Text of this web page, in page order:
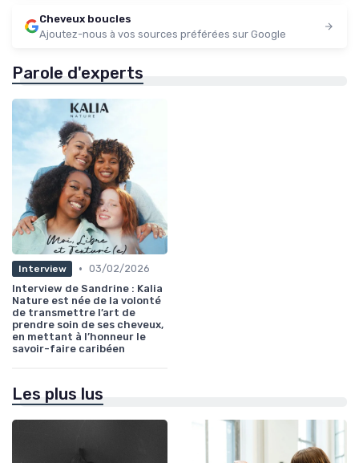
Cheveux boucles
Ajoutez-nous à vos sources préférées sur Google
Parole d'experts
Interview • 03/02/2026
Interview de Sandrine : Kalia
Nature est née de la volonté
de transmettre l’art de
prendre soin de ses cheveux,
en mettant à l’honneur le
savoir-faire caribéen
Les plus lus